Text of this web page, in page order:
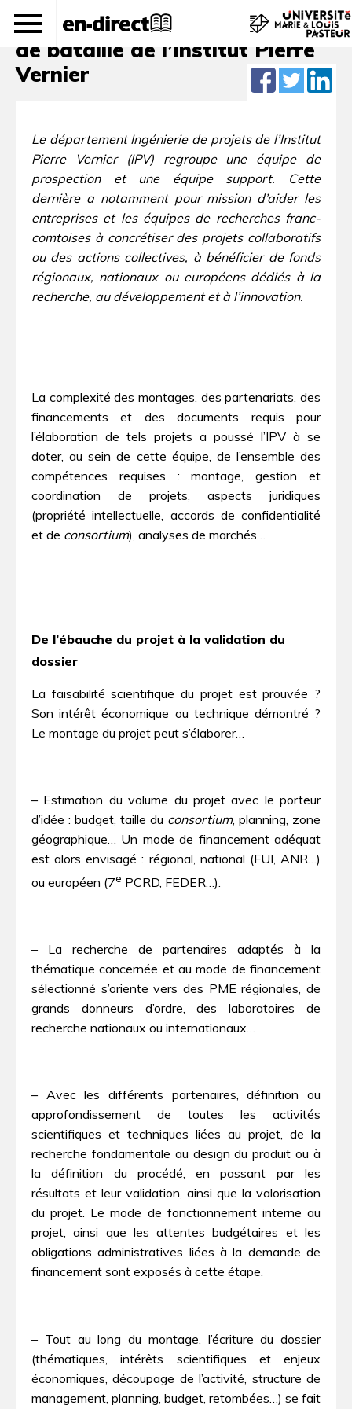
Le montage de projets, cheval
de bataille de l’Institut Pierre
Vernier
Le département Ingénierie de projets de l’Institut
Pierre Vernier (IPV) regroupe une équipe de
prospection et une équipe support. Cette
dernière a notamment pour mission d’aider les
entreprises et les équipes de recherches franc-
comtoises à concrétiser des projets collaboratifs
ou des actions collectives, à bénéficier de fonds
régionaux, nationaux ou européens dédiés à la
recherche, au développement et à l’innovation.
La complexité des montages, des partenariats, des
financements et des documents requis pour
l’élaboration de tels projets a poussé l’IPV à se
doter, au sein de cette équipe, de l’ensemble des
compétences requises : montage, gestion et
coordination de projets, aspects juridiques
(propriété intellectuelle, accords de confidentialité
et de consortium), analyses de marchés…
De l’ébauche du projet à la validation du
dossier
La faisabilité scientifique du projet est prouvée ?
Son intérêt économique ou technique démontré ?
Le montage du projet peut s’élaborer…
– Estimation du volume du projet avec le porteur
d’idée : budget, taille du consortium, planning, zone
géographique… Un mode de financement adéquat
est alors envisagé : régional, national (FUI, ANR…)
ou européen (7e PCRD, FEDER…).
– La recherche de partenaires adaptés à la
thématique concernée et au mode de financement
sélectionné s’oriente vers des PME régionales, de
grands donneurs d’ordre, des laboratoires de
recherche nationaux ou internationaux…
– Avec les différents partenaires, définition ou
approfondissement de toutes les activités
scientifiques et techniques liées au projet, de la
recherche fondamentale au design du produit ou à
la définition du procédé, en passant par les
résultats et leur validation, ainsi que la valorisation
du projet. Le mode de fonctionnement interne au
projet, ainsi que les attentes budgétaires et les
obligations administratives liées à la demande de
financement sont exposés à cette étape.
– Tout au long du montage, l’écriture du dossier
(thématiques, intérêts scientifiques et enjeux
économiques, découpage de l’activité, structure de
management, planning, budget, retombées…) se fait